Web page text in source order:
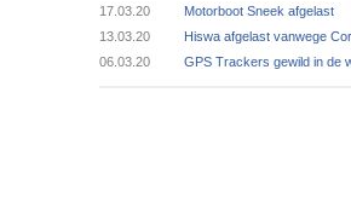
17.03.20
Motorboot Sneek afgelast
13.03.20
Hiswa afgelast vanwege
06.03.20
GPS Trackers gewild in de